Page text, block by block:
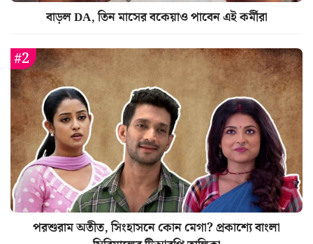
বাড়ল DA, তিন মাসের বকেয়াও পাবেন এই কর্মীরা
পরশুরাম অতীত, সিংহাসনে কোন মেগা? প্রকাশ্যে বাংলা